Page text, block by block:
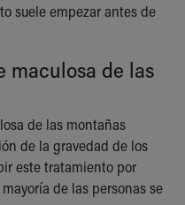
suele empezar antes de
maculosa de las
de las montañas
de la gravedad de los
este tratamiento por
de las personas se